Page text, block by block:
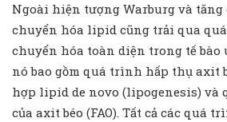
Ngoài hiện tượng Warburg và
chuyển hóa lipid cũng trải qua
chuyển hóa toàn diện trong tế
nó bao gồm quá trình hấp thụ axit
hợp lipid de novo (lipogenesis) và
của axit béo (FAO). Tất cả các quá